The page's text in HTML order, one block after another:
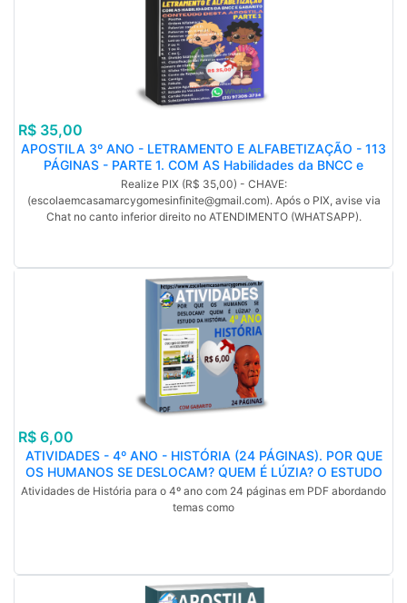
R$ 35,00
APOSTILA 3º ANO - LETRAMENTO E ALFABETIZAÇÃO - 113
PÁGINAS - PARTE 1. COM AS Habilidades da BNCC e
GABARITO. PDF.
Realize PIX (R$ 35,00) - CHAVE:
(escolaemcasamarcygomesinfinite@gmail.com). Após o PIX, avise via
Chat no canto inferior direito no ATENDIMENTO (WHATSAPP).
R$ 6,00
ATIVIDADES - 4º ANO - HISTÓRIA (24 PÁGINAS). POR QUE
OS HUMANOS SE DESLOCAM? QUEM É LÚZIA? O ESTUDO
DA HISTÓRIA. GABARITO. PDF.
Atividades de História para o 4º ano com 24 páginas em PDF abordando
temas como